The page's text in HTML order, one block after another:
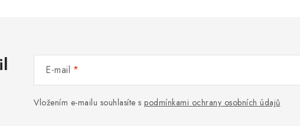
E-mail
Vložením e-mailu souhlasíte s podmínkami ochrany osobních údajů